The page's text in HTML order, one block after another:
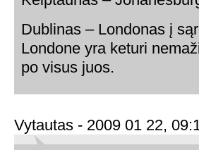
Dublinas – Londonas į
Londone yra keturi
po visus juos.
Vytautas - 2009 01 22,